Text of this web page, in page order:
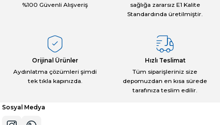
Ürün fiyatı diğer sitelerden daha pahalı.
%100 Güvenli Alışveriş
sağlığa zararsız E1 Kalite
Standardında üretilmiştir.
Orijinal Ürünler
Aydınlatma çözümleri şimdi
tek tıkla kapınızda.
Hızlı Teslimat
Tüm siparişleriniz size
depomuzdan en kısa sürede
tarafınıza teslim edilir.
Sosyal Medya